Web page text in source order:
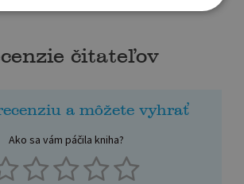
čitateľov
a môžete vyhrať
Ako sa vám páčila kniha?